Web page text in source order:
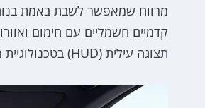
תצוגה עילית (HUD) בטכנולוגיית מציאות רבודה, ומערכת שמע עוצמתית של Sony עם לא פחות מ-14 רמקולים.